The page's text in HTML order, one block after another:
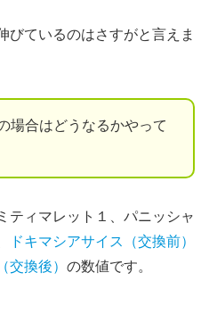
びているのはさすがと言えま
場合はどうなるかやって
ティマレット１、パニッシャ
ドキマシアサイス（交換前）
交換後） の数値です。